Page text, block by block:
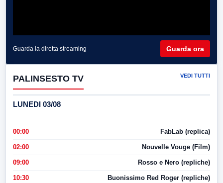
Guarda la diretta streaming Guarda ora
PALINSESTO TV VEDI TUTTI
LUNEDI 03/08
00:00 FabLab (replica)
02:00 Nouvelle Vouge (Film)
09:00 Rosso e Nero (repliche)
10:30 Buonissimo Red Roger (repliche)